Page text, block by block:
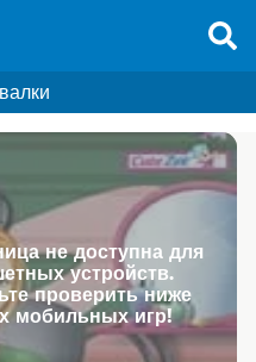
не доступна для
устройств.
проверить ниже
мобильных игр!